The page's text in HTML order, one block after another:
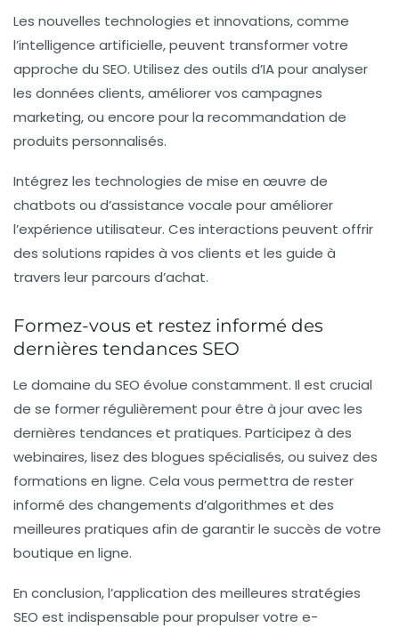
Les nouvelles technologies et innovations, comme
l’intelligence artificielle, peuvent transformer votre
approche du SEO. Utilisez des outils d’IA pour analyser
les données clients, améliorer vos campagnes
marketing, ou encore pour la recommandation de
produits personnalisés.
Intégrez les technologies de mise en œuvre de
chatbots ou d’assistance vocale pour améliorer
l’expérience utilisateur. Ces interactions peuvent offrir
des solutions rapides à vos clients et les guide à
travers leur parcours d’achat.
Formez-vous et restez informé des
dernières tendances SEO
Le domaine du SEO évolue constamment. Il est crucial
de se former régulièrement pour être à jour avec les
dernières tendances et pratiques. Participez à des
webinaires, lisez des blogues spécialisés, ou suivez des
formations en ligne. Cela vous permettra de rester
informé des changements d’algorithmes et des
meilleures pratiques afin de garantir le succès de votre
boutique en ligne.
En conclusion, l’application des meilleures stratégies
SEO est indispensable pour propulser votre e-